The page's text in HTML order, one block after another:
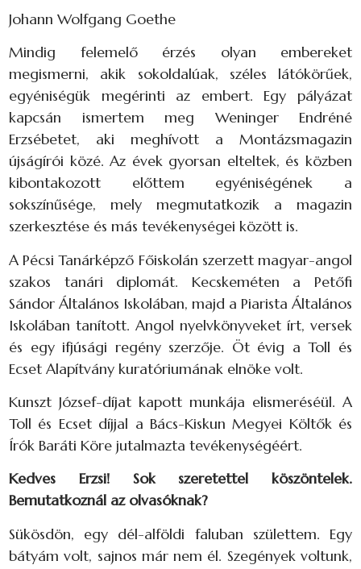
Johann Wolfgang Goethe
Mindig felemelő érzés olyan embereket
megismerni, akik sokoldalúak, széles látókörűek,
egyéniségük megérinti az embert. Egy pályázat
kapcsán ismertem meg Weninger Endréné
Erzsébetet, aki meghívott a Montázsmagazin
újságírói közé. Az évek gyorsan elteltek, és közben
kibontakozott előttem egyéniségének a
sokszínűsége, mely megmutatkozik a magazin
szerkesztése és más tevékenységei között is.
A Pécsi Tanárképző Főiskolán szerzett magyar-angol
szakos tanári diplomát. Kecskeméten a Petőfi
Sándor Általános Iskolában, majd a Piarista Általános
Iskolában tanított. Angol nyelvkönyveket írt, versek
és egy ifjúsági regény szerzője. Öt évig a Toll és
Ecset Alapítvány kuratóriumának elnöke volt.
Kunszt József-díjat kapott munkája elismeréséül. A
Toll és Ecset díjjal a Bács-Kiskun Megyei Költők és
Írók Baráti Köre jutalmazta tevékenységéért.
Kedves Erzsi! Sok szeretettel köszöntelek.
Bemutatkoznál az olvasóknak?
Sükösdön, egy dél-alföldi faluban születtem. Egy
bátyám volt, sajnos már nem él. Szegények voltunk,